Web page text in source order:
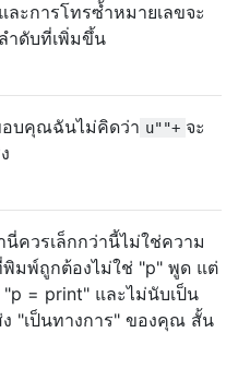
และการโทรซ้ำหมายเลขจะ
ำดับที่เพิ่มขึ้น
อบคุณฉันไม่คิดว่า u""+ จะ
ควรเล็กกว่านี้ไม่ใช่ความ
มพ์ถูกต้องไม่ใช่ "p" พูด แต่
= print" และไม่นับเป็น
"เป็นทางการ" ของคุณ สั้น